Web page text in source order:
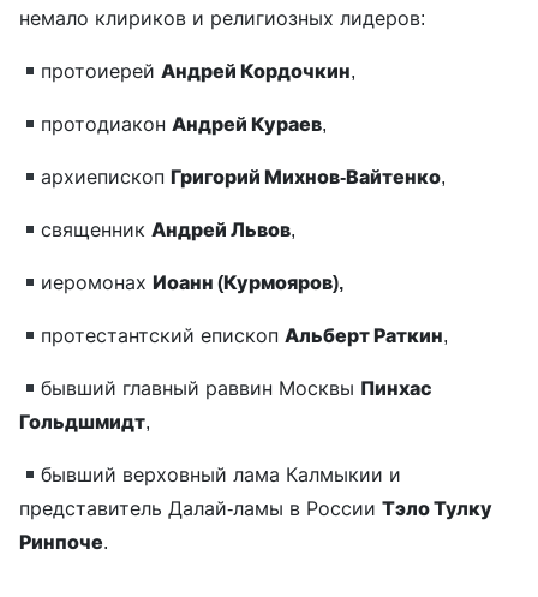
немало клириков и религиозных лидеров:
протоиерейАндрей Кордочкин,
протодиаконАндрей Кураев,
архиепископГригорий Михнов-Вайтенко,
священникАндрей Львов,
иеромонахИоанн (Курмояров),
протестантский епископАльберт Раткин,
бывший главный раввин Москвы Пинхас
Гольдшмидт,
бывший верховный лама Калмыкии и
представитель Далай-ламы в России Тэло Тулку
Ринпоче.